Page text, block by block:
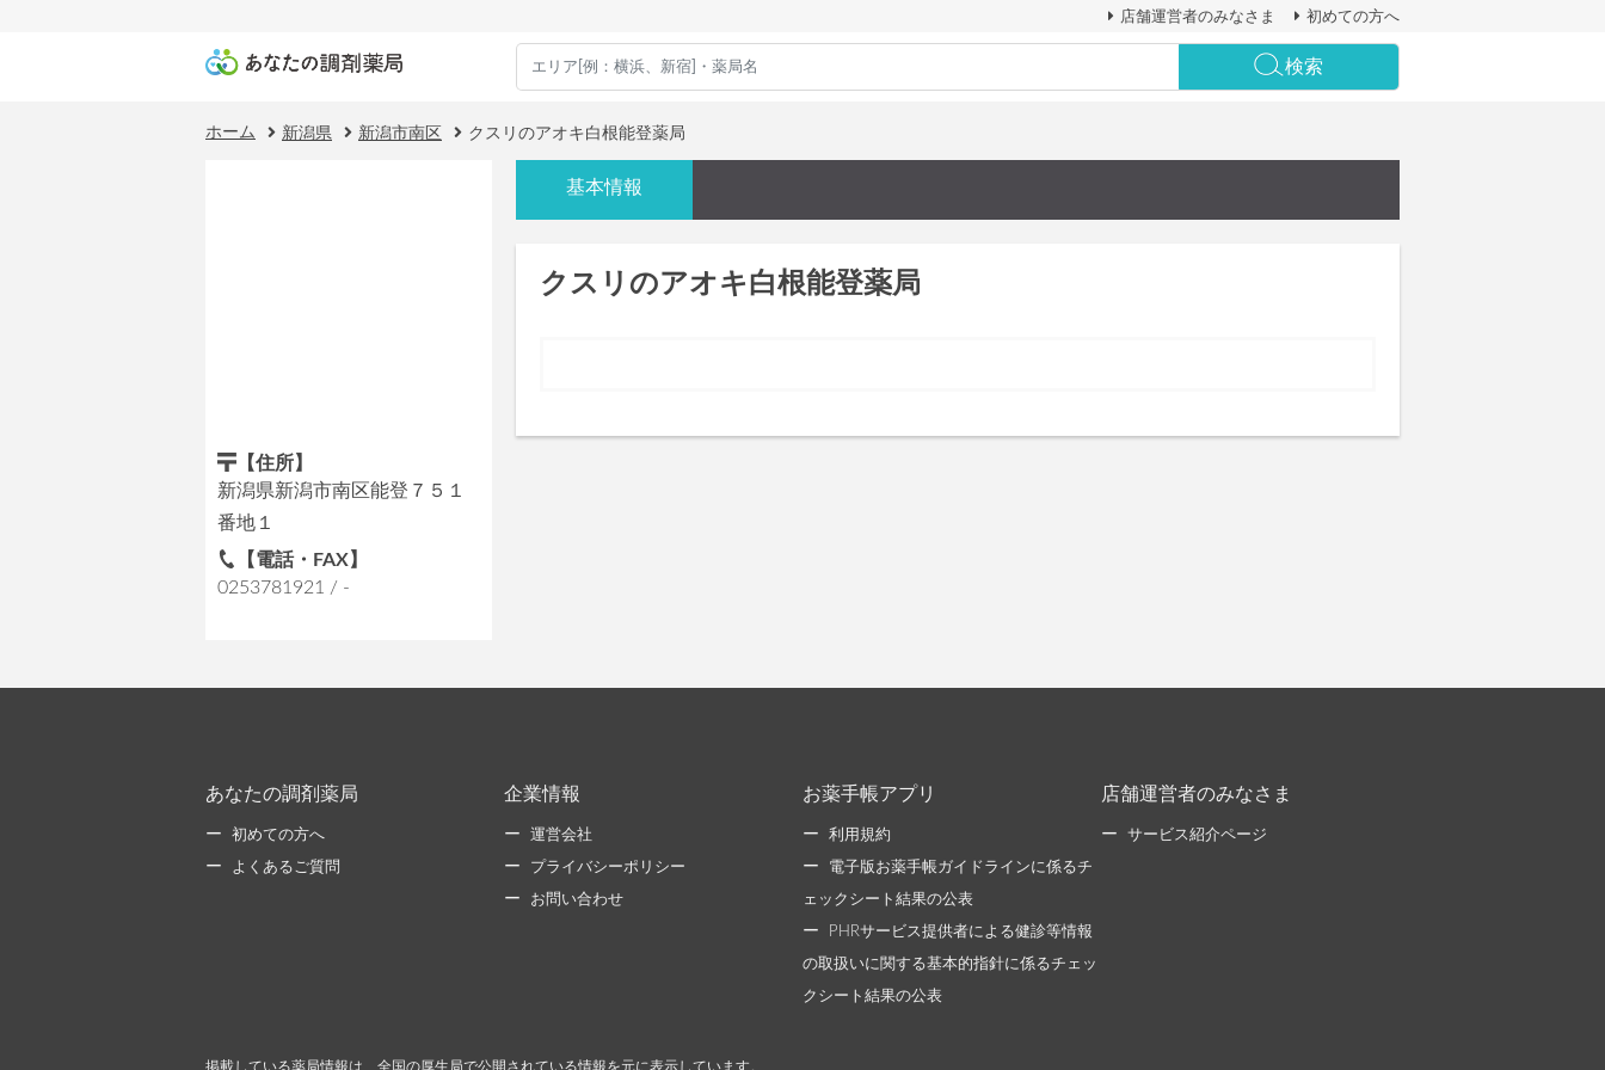
店舗運営者のみなさま 初めての方へ
検索
ホーム 新潟県 新潟市南区 クスリのアオキ白根能登薬局
【住所】
新潟県新潟市南区能登７５１
番地１
【電話・FAX】
0253781921 / -
基本情報
クスリのアオキ白根能登薬局
あなたの調剤薬局
初めての方へ
よくあるご質問
企業情報
運営会社
プライバシーポリシー
お問い合わせ
お薬手帳アプリ
利用規約
電子版お薬手帳ガイドラインに係るチ
ェックシート結果の公表
PHRサービス提供者による健診等情報
の取扱いに関する基本的指針に係るチェッ
クシート結果の公表
店舗運営者のみなさま
サービス紹介ページ
掲載している薬局情報は、全国の厚生局で公開されている情報を元に表示しています。